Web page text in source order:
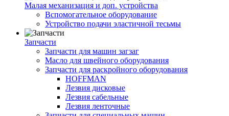
Малая механизация и доп. устройства
Вспомогательное оборудование
Устройство подачи эластичной тесьмы
Запчасти
Запчасти для машин загзаг
Масло для швейного оборудования
Запчасти для раскройного оборудования
HOFFMAN
Лезвия дисковые
Лезвия сабельные
Лезвия ленточные